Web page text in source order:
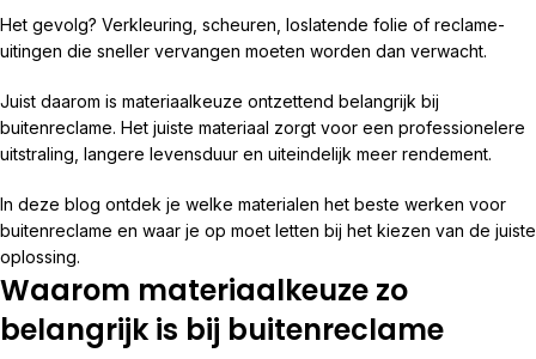
Het gevolg? Verkleuring, scheuren, loslatende folie of reclame-
uitingen die sneller vervangen moeten worden dan verwacht.
Juist daarom is materiaalkeuze ontzettend belangrijk bij
buitenreclame. Het juiste materiaal zorgt voor een professionelere
uitstraling, langere levensduur en uiteindelijk meer rendement.
In deze blog ontdek je welke materialen het beste werken voor
buitenreclame en waar je op moet letten bij het kiezen van de juiste
oplossing.
Waarom materiaalkeuze zo
belangrijk is bij buitenreclame